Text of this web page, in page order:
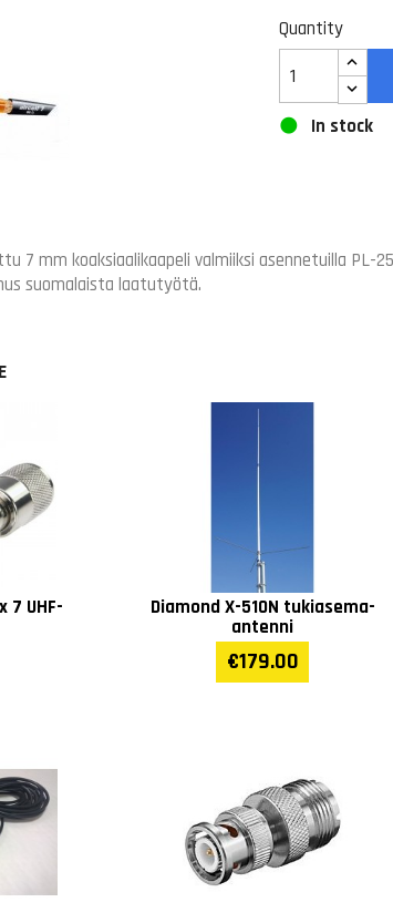
Quantity
In stock
7 mm koaksiaalikaapeli valmiiksi asennetuilla PL-
suomalaista laatutyötä.
UHF-
Diamond X-510N tukiasema-
antenni
€179.00